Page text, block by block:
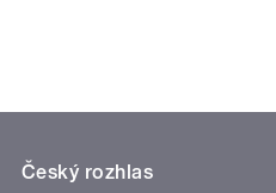
Český rozhlas